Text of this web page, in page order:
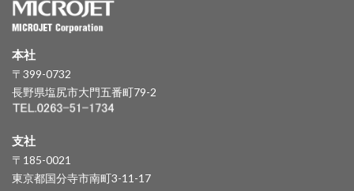
本社
〒399-0732
長野県塩尻市大門五番町79-2
支社
〒185-0021
東京都国分寺市南町3-11-17